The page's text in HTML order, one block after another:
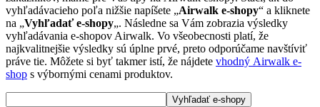
vyhľadávacieho poľa nižšie napíšete „Airwalk e-shopy“ a kliknete
na „Vyhľadať e-shopy„. Následne sa Vám zobrazia výsledky
vyhľadávania e-shopov Airwalk. Vo všeobecnosti platí, že
najkvalitnejšie výsledky sú úplne prvé, preto odporúčame navštíviť
práve tie. Môžete si byť takmer istí, že nájdete vhodný Airwalk e-
shop s výbornými cenami produktov.